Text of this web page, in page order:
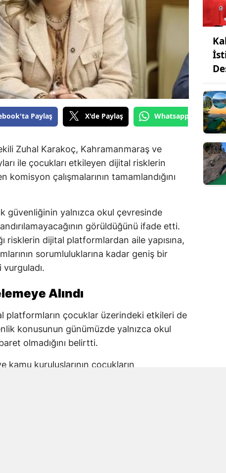
Paylaş X'de Paylaş Whatsapp'tan
Zuhal Karakoç, Kahramanmaraş ve
ile çocukları etkileyen dijital risklerin
komisyon çalışmalarının tamamlandığını
güvenliğinin yalnızca okul çevresinde
görüldüğünü ifade etti.
risklerin dijital platformlardan aile yapısına,
sorumluluklarına kadar geniş bir
vurguladı.
Alındı
platformların çocuklar üzerindeki etkileri de
konusunun günümüzde yalnızca okul
olmadığını belirtti.
kamu kuruluşlarının çocukların